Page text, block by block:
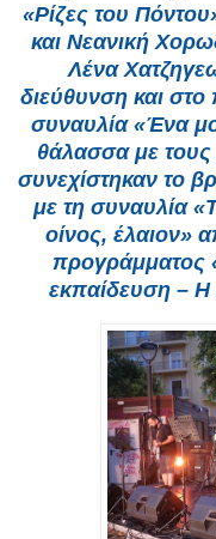
«Ρίζες του
και Νεανική
Λένα
διεύθυνση και στο
συναυλία «Ένα
θάλασσα με
συνεχίστηκαν το
με τη συναυλία
οίνος, έλαιον»
προγράμματος
εκπαίδευση – Η